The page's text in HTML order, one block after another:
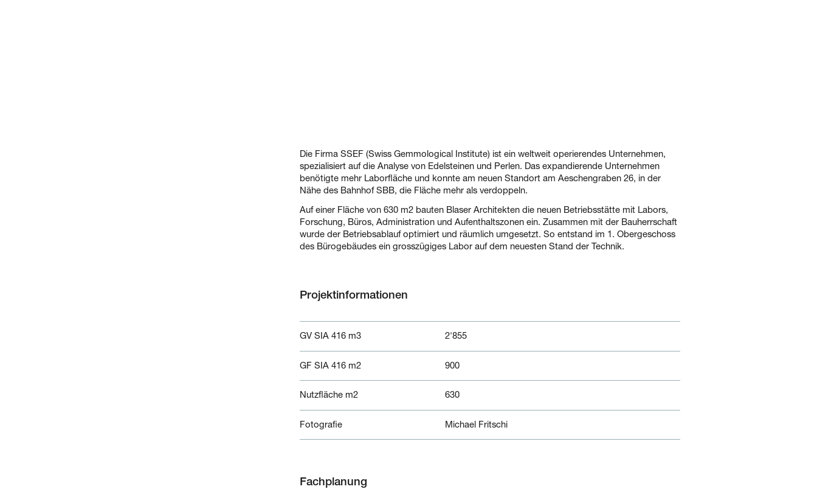
Die Firma SSEF (Swiss Gemmological Institute) ist ein weltweit operierendes Unternehmen,
spezialisiert auf die Analyse von Edelsteinen und Perlen. Das expandierende Unternehmen
benötigte mehr Laborfläche und konnte am neuen Standort am Aeschengraben 26, in der
Nähe des Bahnhof SBB, die Fläche mehr als verdoppeln.
Auf einer Fläche von 630 m2 bauten Blaser Architekten die neuen Betriebsstätte mit Labors,
Forschung, Büros, Administration und Aufenthaltszonen ein. Zusammen mit der Bauherrschaft
wurde der Betriebsablauf optimiert und räumlich umgesetzt. So entstand im 1. Obergeschoss
des Bürogebäudes ein grosszügiges Labor auf dem neuesten Stand der Technik.
Projektinformationen
GV SIA 416 m3 2'855
GF SIA 416 m2 900
Nutzfläche m2 630
Fotografie Michael Fritschi
Fachplanung